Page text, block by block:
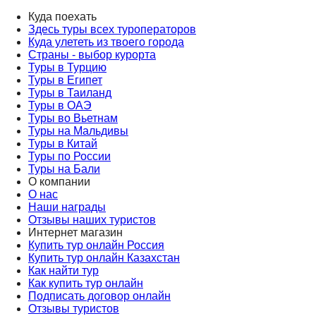
Куда поехать
Здесь туры всех туроператоров
Куда улететь из твоего города
Страны - выбор курорта
Туры в Турцию
Туры в Египет
Туры в Таиланд
Туры в ОАЭ
Туры во Вьетнам
Туры на Мальдивы
Туры в Китай
Туры по России
Туры на Бали
О компании
О нас
Наши награды
Отзывы наших туристов
Интернет магазин
Купить тур онлайн Россия
Купить тур онлайн Казахстан
Как найти тур
Как купить тур онлайн
Подписать договор онлайн
Отзывы туристов